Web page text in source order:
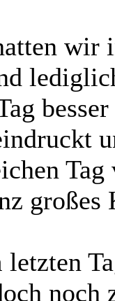
wir
letzten
noch